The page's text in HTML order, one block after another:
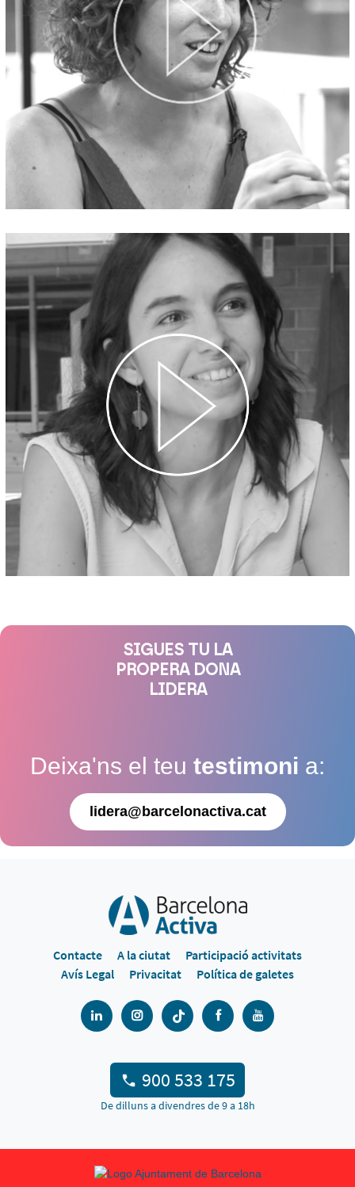
SIGUES TU LA
PROPERA DONA
LIDERA
Deixa'ns el teu testimoni a:
lidera@barcelonactiva.cat
Contacte A la ciutat
Participació activitats
Avís Legal
Privacitat Política de galetes
900 533 175
De dilluns a divendres de 9 a 18h